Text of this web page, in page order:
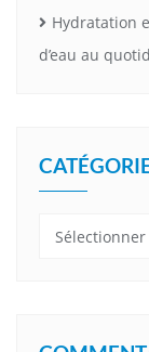
Hydratation
d’eau au
Catégories